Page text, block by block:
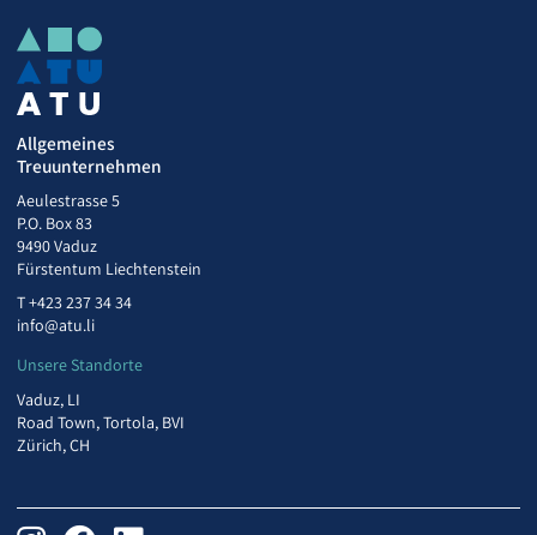
Allgemeines
Treuunternehmen
Aeulestrasse 5
P.O. Box 83
9490 Vaduz
Fürstentum Liechtenstein
T+423 237 34 34
info@atu.li
Unsere Standorte
Vaduz, LI
Road Town, Tortola, BVI
Zürich, CH